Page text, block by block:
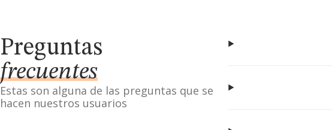
Preguntas
frecuentes
Estas son alguna de las preguntas que se
hacen nuestros usuarios